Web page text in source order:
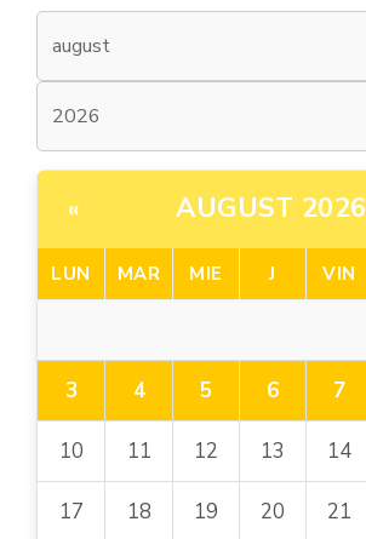
« AUGUST 2026
LUN MAR MIE J VIN
3 4 5 6 7
10 11 12 13 14
17 18 19 20 21